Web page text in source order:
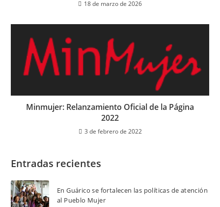
18 de marzo de 2026
Minmujer: Relanzamiento Oficial de la Página
2022
3 de febrero de 2022
Entradas recientes
En Guárico se fortalecen las políticas de atención
al Pueblo Mujer